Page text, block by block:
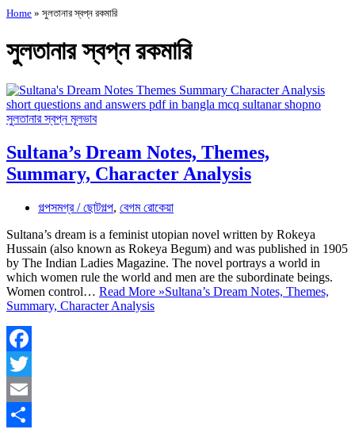
Home » সুলতানার স্বপ্ন রকমারি
সুলতানার স্বপ্ন রকমারি
Sultana’s Dream Notes, Themes,
Summary, Character Analysis
গল্পসমগ্র / ছোটগল্প, বেগম রোকেয়া
Sultana’s dream is a feminist utopian novel written by Rokeya
Hussain (also known as Rokeya Begum) and was published in 1905
by The Indian Ladies Magazine. The novel portrays a world in
which women rule the world and men are the subordinate beings.
Women control… Read More »Sultana’s Dream Notes, Themes,
Summary, Character Analysis
Facebook
Twitter
Email